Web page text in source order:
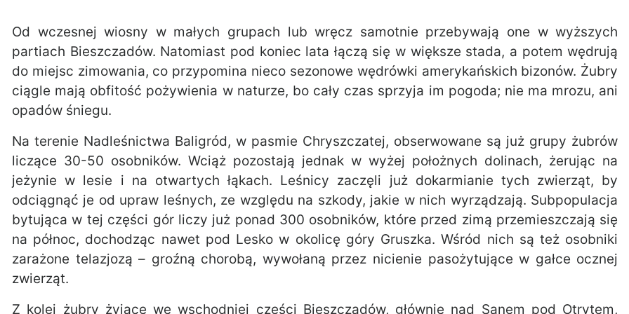
Od wczesnej wiosny w małych grupach lub wręcz samotnie przebywają one w wyższych
partiach Bieszczadów. Natomiast pod koniec lata łączą się w większe stada, a potem wędrują
do miejsc zimowania, co przypomina nieco sezonowe wędrówki amerykańskich bizonów. Żubry
ciągle mają obfitość pożywienia w naturze, bo cały czas sprzyja im pogoda; nie ma mrozu, ani
opadów śniegu.
Na terenie Nadleśnictwa Baligród, w pasmie Chryszczatej, obserwowane są już grupy żubrów
liczące 30-50 osobników. Wciąż pozostają jednak w wyżej położnych dolinach, żerując na
jeżynie w lesie i na otwartych łąkach. Leśnicy zaczęli już dokarmianie tych zwierząt, by
odciągnąć je od upraw leśnych, ze względu na szkody, jakie w nich wyrządzają. Subpopulacja
bytująca w tej części gór liczy już ponad 300 osobników, które przed zimą przemieszczają się
na północ, dochodząc nawet pod Lesko w okolicę góry Gruszka. Wśród nich są też osobniki
zarażone telazjozą – groźną chorobą, wywołaną przez nicienie pasożytujące w gałce ocznej
zwierząt.
Z kolei żubry żyjące we wschodniej części Bieszczadów, głównie nad Sanem pod Otrytem,